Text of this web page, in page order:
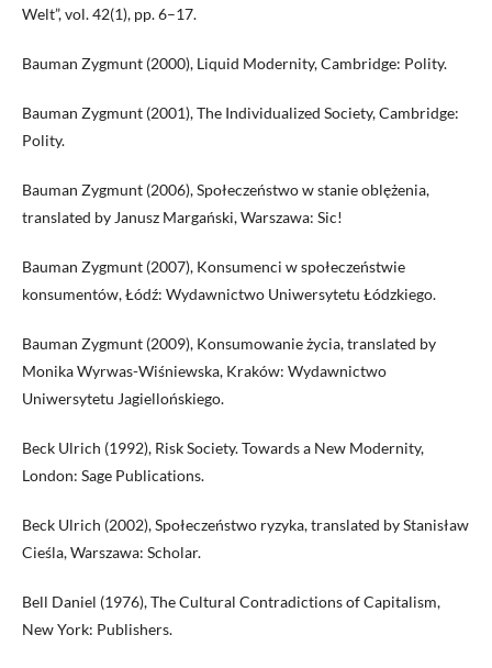
Welt”, vol. 42(1), pp. 6–17.
Bauman Zygmunt (2000), Liquid Modernity, Cambridge: Polity.
Bauman Zygmunt (2001), The Individualized Society, Cambridge:
Polity.
Bauman Zygmunt (2006), Społeczeństwo w stanie oblężenia,
translated by Janusz Margański, Warszawa: Sic!
Bauman Zygmunt (2007), Konsumenci w społeczeństwie
konsumentów, Łódź: Wydawnictwo Uniwersytetu Łódzkiego.
Bauman Zygmunt (2009), Konsumowanie życia, translated by
Monika Wyrwas-Wiśniewska, Kraków: Wydawnictwo
Uniwersytetu Jagiellońskiego.
Beck Ulrich (1992), Risk Society. Towards a New Modernity,
London: Sage Publications.
Beck Ulrich (2002), Społeczeństwo ryzyka, translated by Stanisław
Cieśla, Warszawa: Scholar.
Bell Daniel (1976), The Cultural Contradictions of Capitalism,
New York: Publishers.